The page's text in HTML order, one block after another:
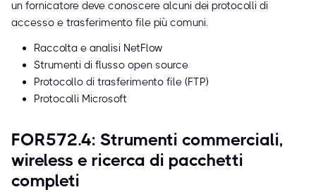
un fornicatore deve conoscere alcuni dei protocolli di
accesso e trasferimento file più comuni.
Raccolta e analisi NetFlow
Strumenti di flusso open source
Protocollo di trasferimento file (FTP)
Protocolli Microsoft
FOR572.4: Strumenti commerciali,
wireless e ricerca di pacchetti
completi